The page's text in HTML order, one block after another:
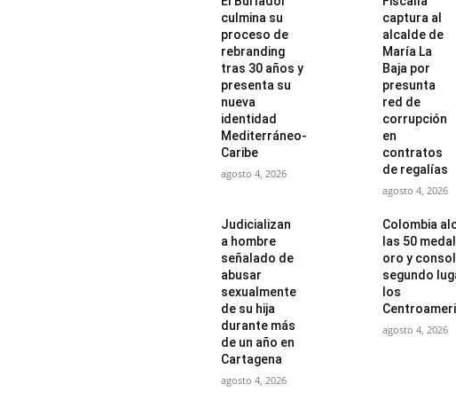
culmina su
proceso de
rebranding
tras 30 años y
presenta su
nueva
identidad
Mediterráneo-
Caribe
agosto 4, 2026
captura al
alcalde de
María La
Baja por
presunta
red de
corrupción
en
contratos
de regalías
agosto 4, 2026
Judicializan
a hombre
señalado de
abusar
sexualmente
de su hija
durante más
de un año en
Cartagena
agosto 4, 2026
Colombia
las 50
oro y
segundo
los
agosto 4, 2026